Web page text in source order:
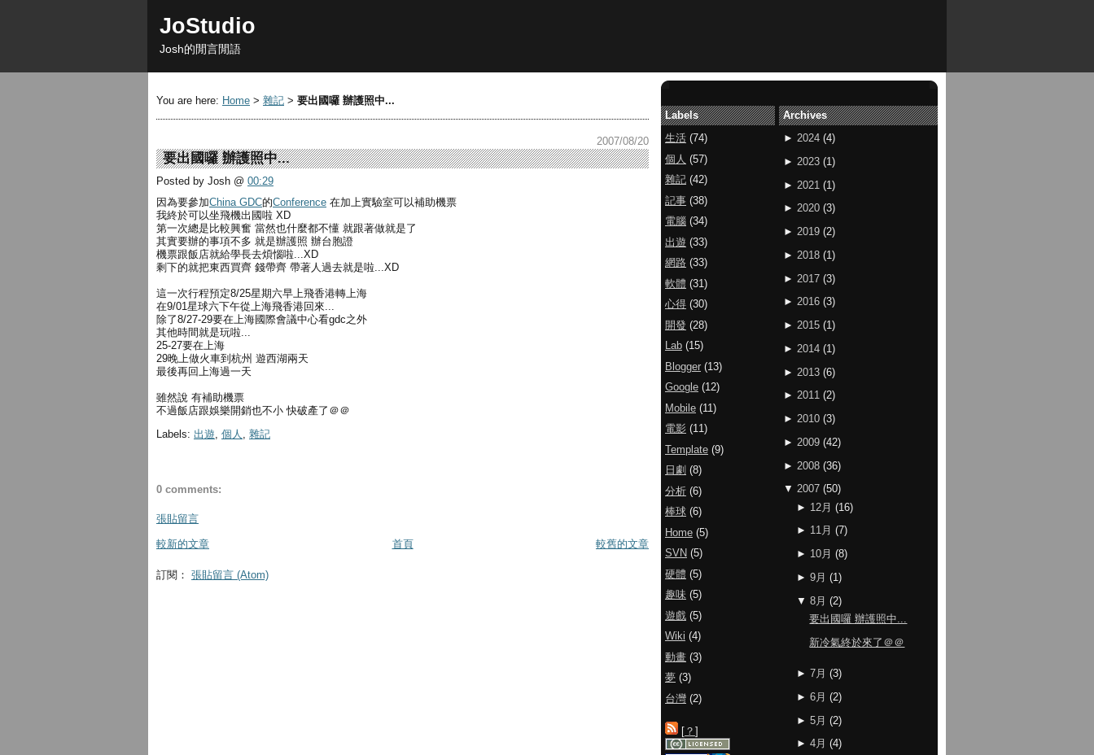
JoStudio
Josh的閒言閒語
You are here: Home > 雜記 > 要出國囉 辦護照中...
2007/08/20
要出國囉 辦護照中...
Posted by Josh @ 00:29
因為要參加China GDC的Conference 在加上實驗室可以補助機票
我終於可以坐飛機出國啦 XD
第一次總是比較興奮 當然也什麼都不懂 就跟著做就是了
其實要辦的事項不多 就是辦護照 辦台胞證
機票跟飯店就給學長去煩惱啦...XD
剩下的就把東西買齊 錢帶齊 帶著人過去就是啦...XD
這一次行程預定8/25星期六早上飛香港轉上海
在9/01星球六下午從上海飛香港回來...
除了8/27-29要在上海國際會議中心看gdc之外
其他時間就是玩啦...
25-27要在上海
29晚上做火車到杭州 遊西湖兩天
最後再回上海過一天
雖然說 有補助機票
不過飯店跟娛樂開銷也不小 快破產了＠＠
Labels: 出遊, 個人 , 雜記
0 comments:
張貼留言
較新的文章 較舊的文章
首頁
訂閱： 張貼留言 (Atom)
Archives
► 2024 (4)
► 2023 (1 )
► 2021 (1)
► 2020 (3)
► 2019 (2)
► 2018 (1 )
► 2017 (3)
► 2016 (3)
► 2015 (1)
► 2014 (1 )
► 2013 (6)
► 2011 (2)
► 2010 (3)
► 2009 (42)
► 2008 (36)
▼ 2007 (50)
► 12月 (16)
► 11月 (7)
► 10月 (8)
► 9月 (1 )
▼ 8月 (2)
要出國囉 辦護照中...
新冷氣終於來了＠＠
► 7月 (3)
► 6月 (2)
► 5月 (2)
► 4月 (4)
Labels
生活 (74)
個人 (57)
雜記 (42)
記事 (38)
電腦 (34)
出遊 (33)
網路 (33)
軟體 (31)
心得 (30)
開發 (28)
Lab (15)
Blogger (13)
Google (12)
Mobile (11)
電影 (11)
Template (9)
日劇 (8)
分析 (6)
棒球 (6)
Home (5)
SVN (5)
硬體 (5)
趣味 (5)
遊戲 (5)
Wiki (4)
動畫 (3)
夢 (3)
台灣 (2)
[ ？ ]